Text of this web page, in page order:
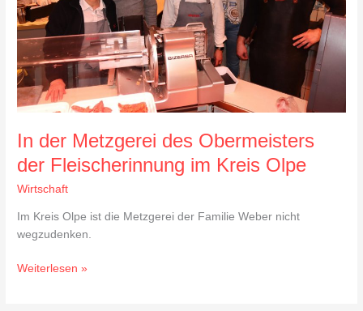
In der Metzgerei des Obermeisters
der Fleischerinnung im Kreis Olpe
Wirtschaft
Im Kreis Olpe ist die Metzgerei der Familie Weber nicht
wegzudenken.
Fleischerinnung
im
Kreis
Olpe
Weiterlesen »